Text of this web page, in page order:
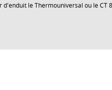
le Thermouniversal ou le CT